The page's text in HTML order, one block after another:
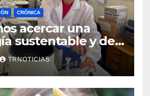
CRÓNICA
acercar una
sustentable y de
que mejore la
agua que
las familias”
TRNOTICIAS